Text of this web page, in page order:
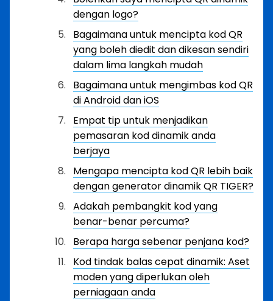
dengan logo?
Bagaimana untuk mencipta kod QR
yang boleh diedit dan dikesan sendiri
dalam lima langkah mudah
Bagaimana untuk mengimbas kod QR
di Android dan iOS
Empat tip untuk menjadikan
pemasaran kod dinamik anda
berjaya
Mengapa mencipta kod QR lebih baik
dengan generator dinamik QR TIGER?
Adakah pembangkit kod yang
benar-benar percuma?
Berapa harga sebenar penjana kod?
Kod tindak balas cepat dinamik: Aset
moden yang diperlukan oleh
perniagaan anda